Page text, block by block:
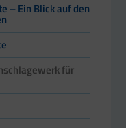
– Ein Blick auf den
für